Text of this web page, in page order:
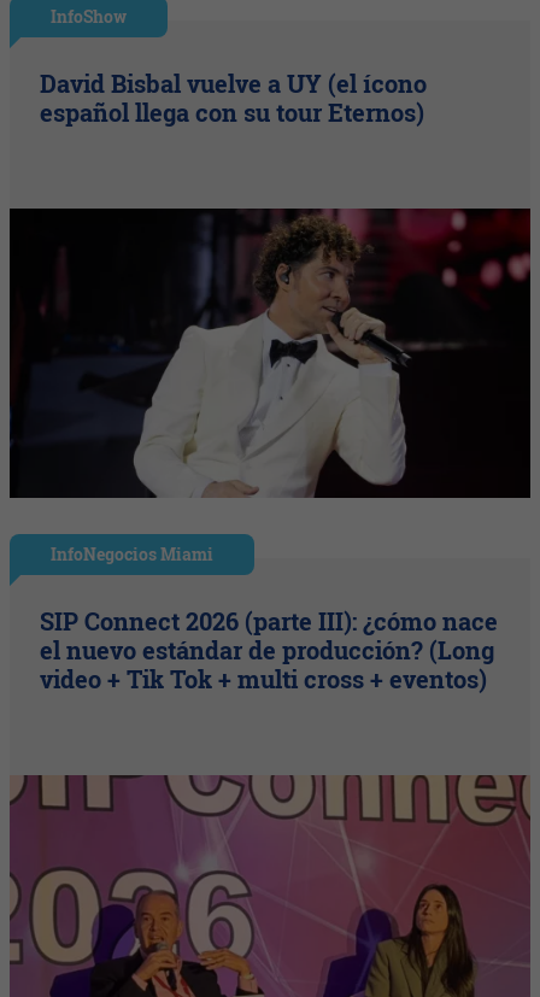
InfoShow
David Bisbal vuelve a UY (el ícono
español llega con su tour Eternos)
InfoNegocios Miami
SIP Connect 2026 (parte III): ¿cómo nace
el nuevo estándar de producción? (Long
video + Tik Tok + multi cross + eventos)